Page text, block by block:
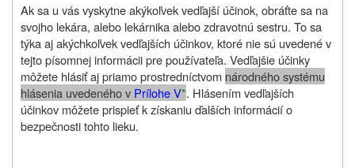
Ak sa u vás vyskytne akýkoľvek vedľajší účinok, obráťte sa na
svojho lekára, alebo lekárnika alebo zdravotnú sestru. To sa
týka aj akýchkoľvek vedľajších účinkov, ktoré nie sú uvedené v
tejto písomnej informácii pre používateľa. Vedľajšie účinky
môžete hlásiť aj priamo prostredníctvom národného systému
hlásenia uvedeného v Prílohe V*. Hlásením vedľajších
účinkov môžete prispieť k získaniu ďalších informácií o
bezpečnosti tohto lieku.